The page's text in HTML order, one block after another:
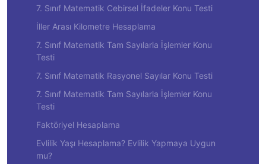
7. Sınıf Matematik Cebirsel İfadeler Konu Testi
İller Arası Kilometre Hesaplama
7. Sınıf Matematik Tam Sayılarla İşlemler Konu
Testi
7. Sınıf Matematik Rasyonel Sayılar Konu Testi
7. Sınıf Matematik Tam Sayılarla İşlemler Konu
Testi
Faktöriyel Hesaplama
Evlilik Yaşı Hesaplama? Evlilik Yapmaya Uygun
mu?